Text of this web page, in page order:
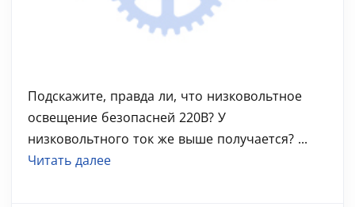
Подскажите, правда ли, что низковольтное
освещение безопасней 220В? У
низковольтного ток же выше получается? ...
Читать далее